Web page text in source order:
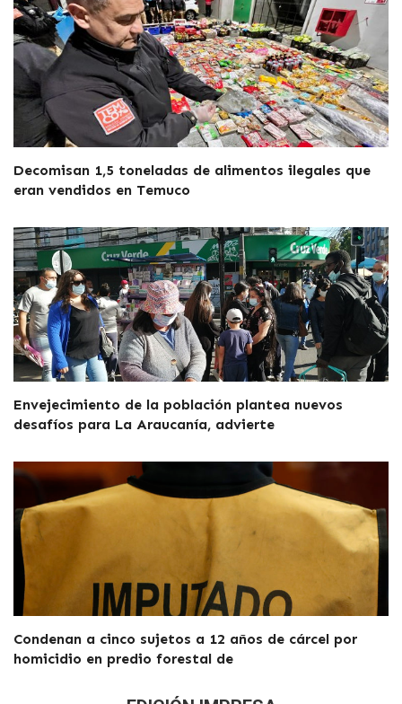
Decomisan 1,5 toneladas de alimentos ilegales que
eran vendidos en Temuco
Envejecimiento de la población plantea nuevos
desafíos para La Araucanía, advierte
Condenan a cinco sujetos a 12 años de cárcel por
homicidio en predio forestal de